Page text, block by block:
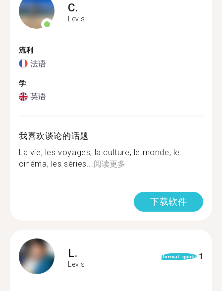
C.
Levis
流利
法语
学
英语
我喜欢谈论的话题
La vie, les voyages, la culture, le monde, le
cinéma, les séries...阅读更多
下载软件
L.
Levis
format_quote 1